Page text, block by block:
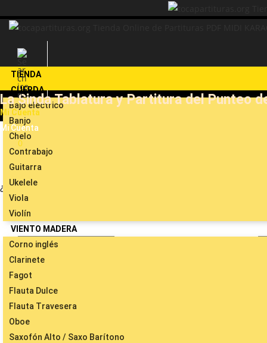
al
Mi Cuenta
Mi Cuenta
0
TIENDA
CUERDA
Bajo eléctrico
Banjo
Chelo
Contrabajo
Guitarra
Ukelele
Viola
Violín
VIENTO MADERA
Corno inglés
Clarinete
Fagot
Flauta Dulce
Flauta Travesera
Oboe
Saxofón Alto / Saxo Barítono
La Sinda Tablatura y Partitura del Punteo
¿Quieres compartirlo?